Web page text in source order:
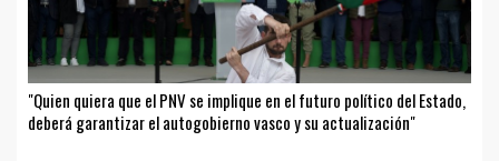
"Quien quiera que el PNV se implique en el futuro político del Estado,
deberá garantizar el autogobierno vasco y su actualización"